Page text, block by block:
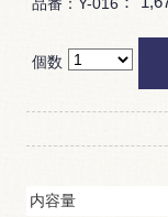
個数
内容量